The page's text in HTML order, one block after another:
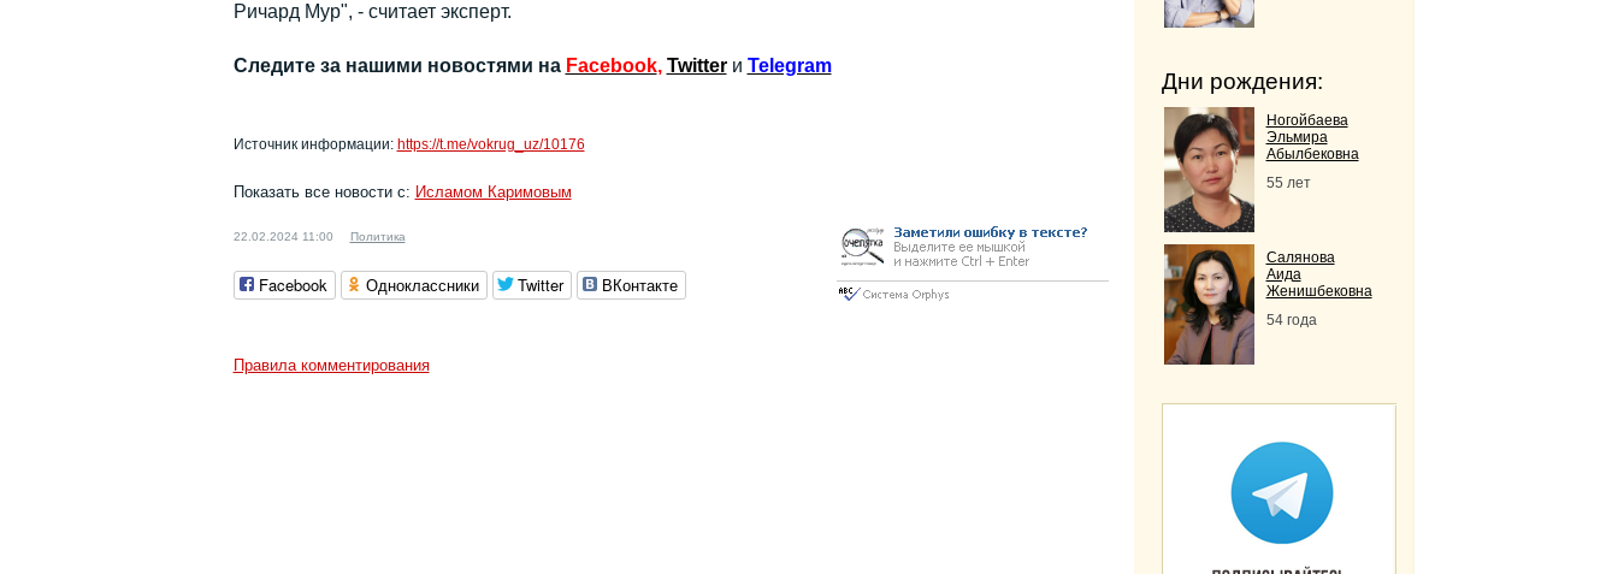
Ричард Мур", - считает эксперт.
Следите за нашими новостями на Facebook, Twitter и Telegram
Источник информации: https://t.me/vokrug_uz/10176
Показать все новости с: Исламом Каримовым
22.02.2024 11:00 Политика
Facebook Одноклассники Twitter ВКонтакте
Правила комментирования
Дни рождения:
Ногойбаева
Эльмира
Абылбековна
55 лет
Салянова
Аида
Женишбековна
54 года